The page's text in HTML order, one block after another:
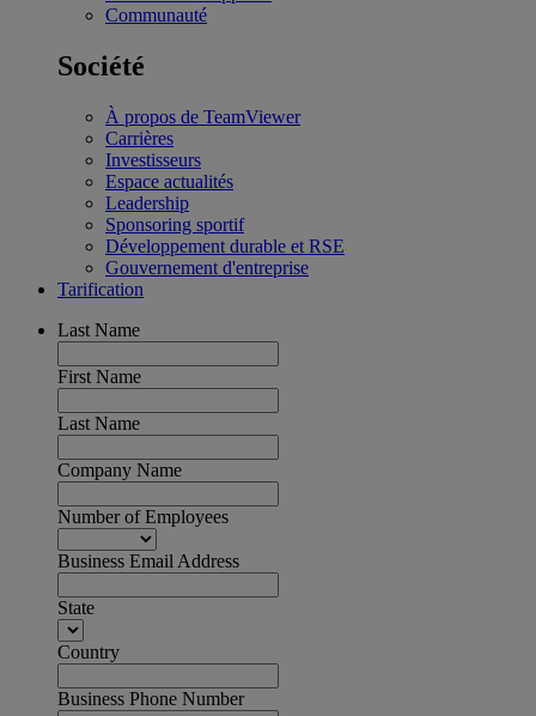
Communauté
Société
À propos de TeamViewer
Carrières
Investisseurs
Espace actualités
Leadership
Sponsoring sportif
Développement durable et RSE
Gouvernement d'entreprise
Tarification
Last Name
First Name
Last Name
Company Name
Number of Employees
Business Email Address
State
Country
Business Phone Number